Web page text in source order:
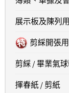
展示板及陳列
剪綵開張
剪綵 / 畢業氣
揮春紙 / 剪紙